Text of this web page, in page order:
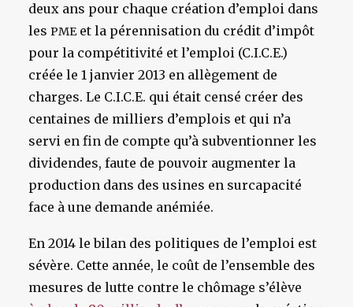
deux ans pour chaque création d’emploi dans
les PMEet la pérennisation du crédit d’impôt
pour la compétitivité et l’emploi (C.I.C.E.)
créée le 1 janvier 2013 en allègement de
charges. Le C.I.C.E. qui était censé créer des
centaines de milliers d’emplois et qui n’a
servi en fin de compte qu’à subventionner les
dividendes, faute de pouvoir augmenter la
production dans des usines en surcapacité
face à une demande anémiée.
En 2014 le bilan des politiques de l’emploi est
sévère. Cette année, le coût de l’ensemble des
mesures de lutte contre le chômage s’élève